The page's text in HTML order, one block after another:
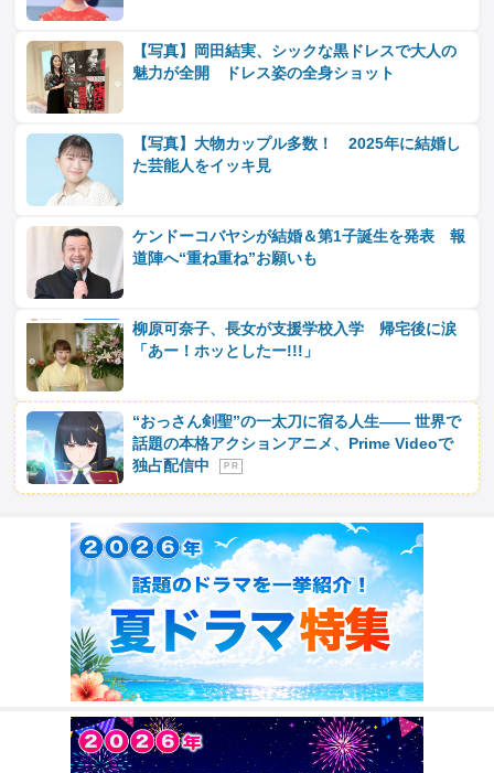
【写真】岡田結実、シックな黒ドレスで大人の
魅力が全開 ドレス姿の全身ショット
【写真】大物カップル多数！ 2025年に結婚し
た芸能人をイッキ見
ケンドーコバヤシが結婚＆第1子誕生を発表 報
道陣へ“重ね重ね”お願いも
柳原可奈子、長女が支援学校入学 帰宅後に涙
「あー！ホッとしたー!!!」
“おっさん剣聖”の一太刀に宿る人生―― 世界で
話題の本格アクションアニメ、Prime Videoで
独占配信中
P R